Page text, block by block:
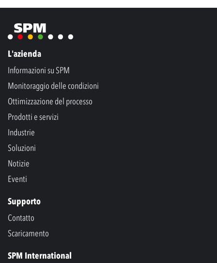
L'azienda
Informazioni su SPM
Monitoraggio delle condizioni
Ottimizzazione del processo
Prodotti e servizi
Industrie
Soluzioni
Notizie
Eventi
Supporto
Contatto
Scaricamento
SPM International